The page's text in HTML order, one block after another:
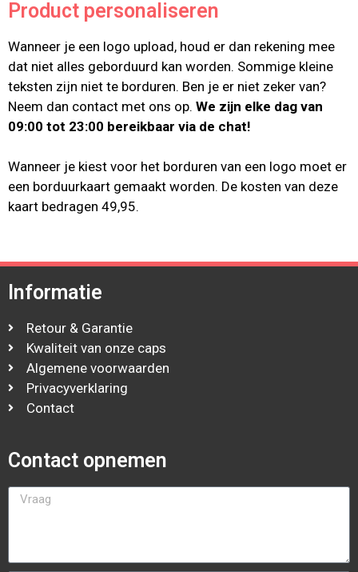
Product personaliseren
Wanneer je een logo upload, houd er dan rekening mee
dat niet alles geborduurd kan worden. Sommige kleine
teksten zijn niet te borduren. Ben je er niet zeker van?
Neem dan contact met ons op. We zijn elke dag van
09:00 tot 23:00 bereikbaar via de chat!
Wanneer je kiest voor het borduren van een logo moet er
een borduurkaart gemaakt worden. De kosten van deze
kaart bedragen 49,95.
Informatie
Retour & Garantie
Kwaliteit van onze caps
Algemene voorwaarden
Privacyverklaring
Contact
Contact opnemen